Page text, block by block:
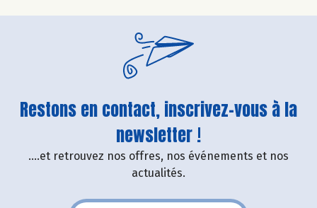
Restons en contact, inscrivez-vous à la
newsletter !
....et retrouvez nos offres, nos événements et nos
actualités.